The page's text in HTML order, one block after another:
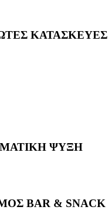
ΚΑΤΑΣΚΕΥΕΣ
ΨΥΞΗ
BAR & SNACK